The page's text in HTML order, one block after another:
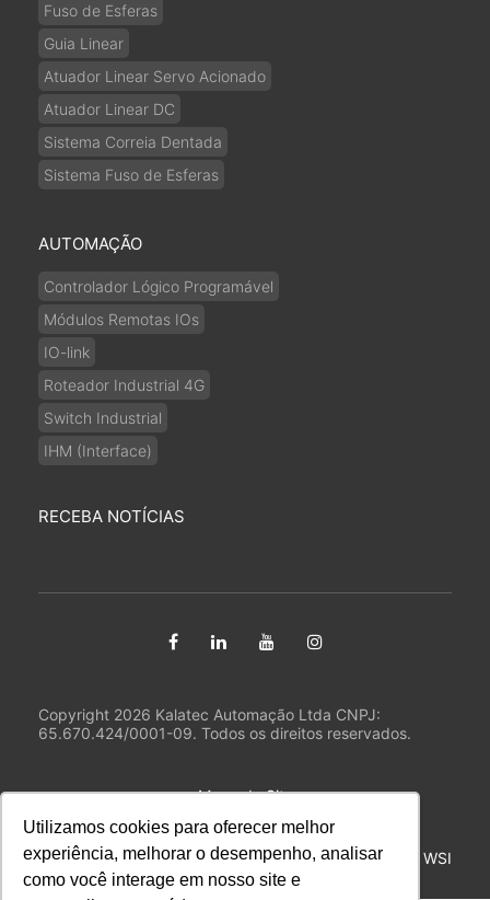
Utilizamos cookies para oferecer melhor
experiência, melhorar o desempenho, analisar
como você interage em nosso site e
Fuso de Esferas
Guia Linear
Atuador Linear Servo Acionado
Atuador Linear DC
Sistema Correia Dentada
Sistema Fuso de Esferas
AUTOMAÇÃO
Controlador Lógico Programável
Módulos Remotas IOs
IO-link
Roteador Industrial 4G
Switch Industrial
IHM (Interface)
RECEBA NOTÍCIAS
Copyright 2026 Kalatec Automação Ltda CNPJ:
65.670.424/0001-09. Todos os direitos reservados.
Mapa do Site
Powered by WSI